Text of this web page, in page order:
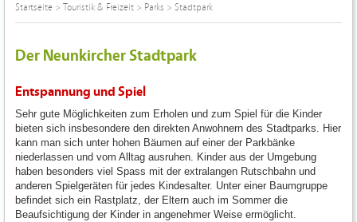
Startseite > Touristik & Freizeit > Parks > Stadtpark
Der Neunkircher Stadtpark
Entspannung und Spiel
Sehr gute Möglichkeiten zum Erholen und zum Spiel für die Kinder
bieten sich insbesondere den direkten Anwohnern des Stadtparks. Hier
kann man sich unter hohen Bäumen auf einer der Parkbänke
niederlassen und vom Alltag ausruhen. Kinder aus der Umgebung
haben besonders viel Spass mit der extralangen Rutschbahn und
anderen Spielgeräten für jedes Kindesalter. Unter einer Baumgruppe
befindet sich ein Rastplatz, der Eltern auch im Sommer die
Beaufsichtigung der Kinder in angenehmer Weise ermöglicht.